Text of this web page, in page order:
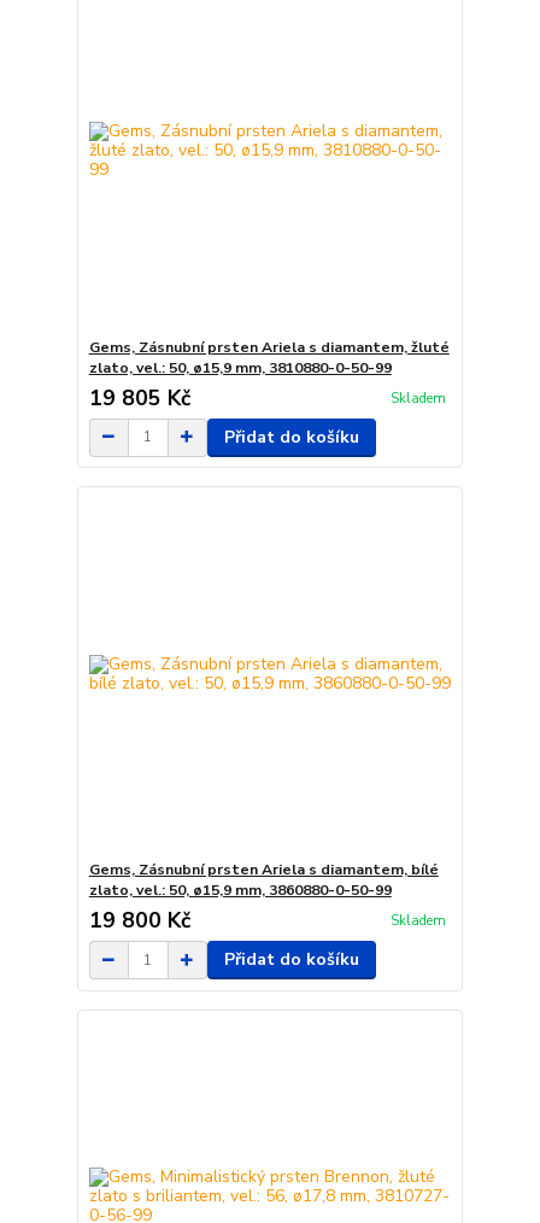
Gems, Zásnubní prsten Ariela s diamantem, žluté
zlato, vel.: 50, ø15,9 mm, 3810880-0-50-99
19 805 Kč Skladem
Přidat do košíku
Gems, Zásnubní prsten Ariela s diamantem, bílé
zlato, vel.: 50, ø15,9 mm, 3860880-0-50-99
19 800 Kč Skladem
Přidat do košíku